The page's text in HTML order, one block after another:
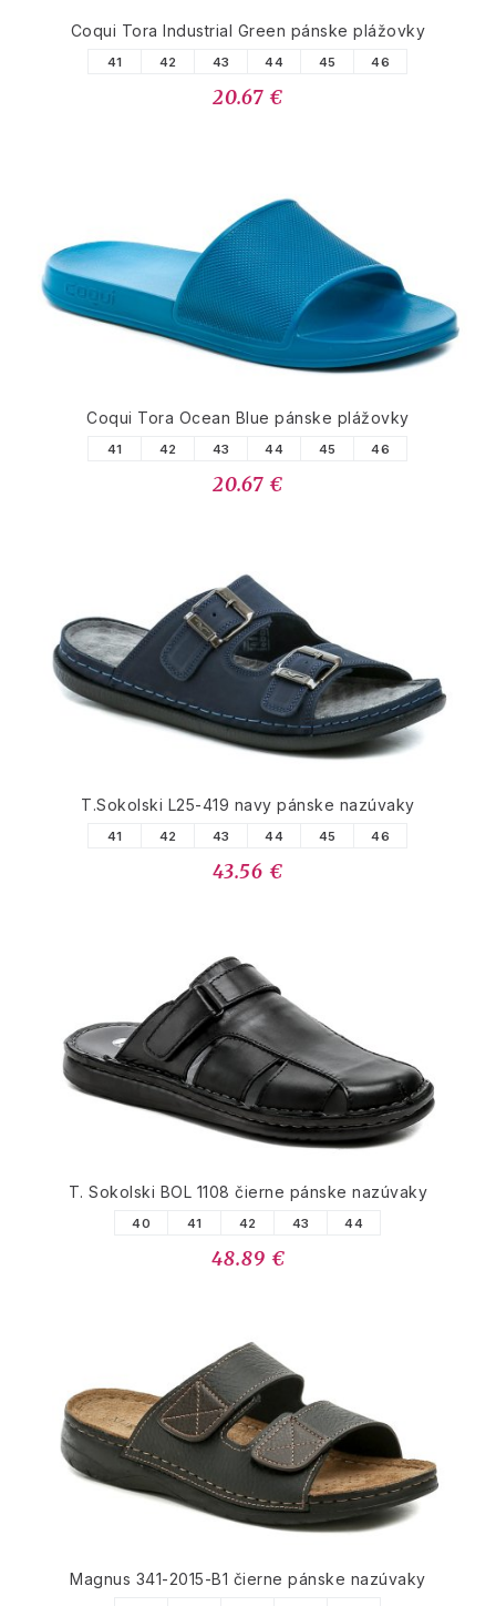
Coqui Tora Industrial Green pánske plážovky
41 42 43 44 45 46
20.67 €
Coqui Tora Ocean Blue pánske plážovky
41 42 43 44 45 46
20.67 €
T.Sokolski L25-419 navy pánske nazúvaky
41 42 43 44 45 46
43.56 €
T. Sokolski BOL 1108 čierne pánske nazúvaky
40 41 42 43 44
48.89 €
Magnus 341-2015-B1 čierne pánske nazúvaky